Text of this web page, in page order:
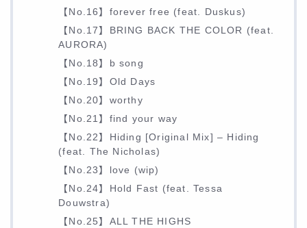
【No.16】forever free (feat. Duskus)
【No.17】BRING BACK THE COLOR (feat.
AURORA)
【No.18】b song
【No.19】Old Days
【No.20】worthy
【No.21】find your way
【No.22】Hiding [Original Mix] – Hiding
(feat. The Nicholas)
【No.23】love (wip)
【No.24】Hold Fast (feat. Tessa
Douwstra)
【No.25】ALL THE HIGHS